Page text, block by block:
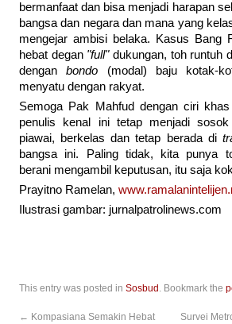
bermanfaat dan bisa menjadi harapan
bangsa dan negara dan mana yang
mengejar ambisi belaka. Kasus Bang
hebat degan "full"dukungan, toh runtuh
denganbondo (modal) baju kotak-
menyatu dengan rakyat.
Semoga Pak Mahfud dengan ciri
penulis kenal ini tetap menjadi sosok
piawai, berkelas dan tetap berada di
bangsa ini. Paling tidak, kita punya
berani mengambil keputusan, itu saja
Prayitno Ramelan,
Ilustrasi gambar: jurnalpatrolinews.com
This entry was posted in Sosbud . Bookmark the
← Kompasiana Semakin Hebat
Survei